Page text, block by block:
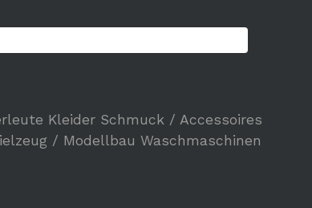
Kleider Schmuck / Accessoires
/ Modellbau Waschmaschinen